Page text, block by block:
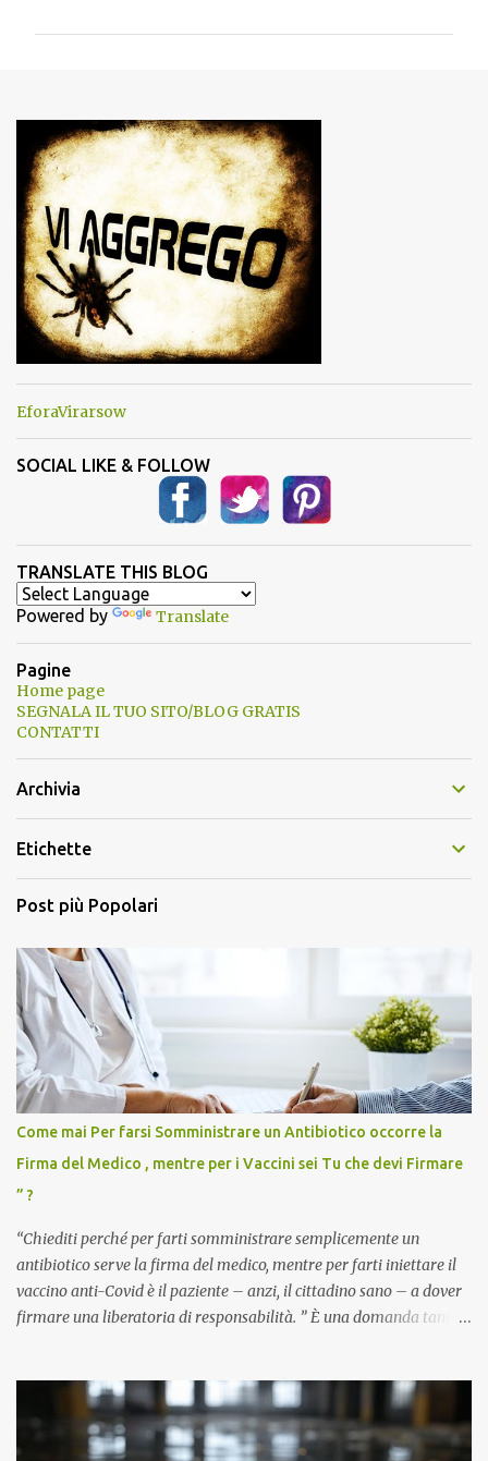
n
t
i
EforaVirarsow
SOCIAL LIKE & FOLLOW
TRANSLATE THIS BLOG
Powered by Translate
Pagine
Home page
SEGNALA IL TUO SITO/BLOG GRATIS
CONTATTI
Archivia
Etichette
Post più Popolari
Come mai Per farsi Somministrare un Antibiotico occorre la
Firma del Medico , mentre per i Vaccini sei Tu che devi Firmare
” ?
“Chiediti perché per farti somministrare semplicemente un
antibiotico serve la firma del medico, mentre per farti iniettare il
vaccino anti-Covid è il paziente – anzi, il cittadino sano – a dover
firmare una liberatoria di responsabilità. ” È una domanda tanto
pandemia. Un interrogativo che dovrebbe scuotere chiunque abbia
ancora il coraggio di pensare con la propria testa. Per il vaccino
anti-Covid, un pro-farmaco, con autorizzazione condizionata,